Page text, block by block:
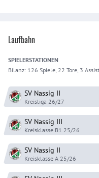
Laufbahn
SPIELERSTATIONEN
Bilanz: 126 Spiele, 22 Tore, 3
SV Nassig II
Kreisliga 26/27
SV Nassig III
Kreisklasse B1 25/26
SV Nassig II
Kreisklasse A 25/26